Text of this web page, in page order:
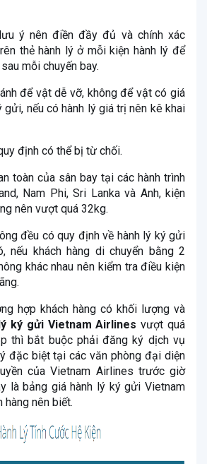
ý nên điền đầy đủ và chính xác
thẻ hành lý ở mỗi kiện hành lý để
mỗi chuyến bay.
để vật dễ vỡ, không để vật có giá
gửi, nếu có hành lý giá trị nên kê khai
định có thể bị từ chối.
toàn của sân bay tại các hành trình
Nam Phi, Sri Lanka và Anh, kiện
nên vượt quá 32kg.
đều có quy định về hành lý ký gửi
nếu khách hàng di chuyển bằng 2
khác nhau nên kiểm tra điều kiện
hợp khách hàng có khối lượng và
ký gửi Vietnam Airlines vượt quá
thì bắt buộc phải đăng ký dịch vụ
đặc biệt tại các văn phòng đại diện
của Vietnam Airlines trước giờ
là bảng giá hành lý ký gửi Vietnam
hàng nên biết.